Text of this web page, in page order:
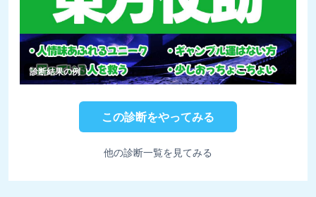
診断結果の例
この診断をやってみる
他の診断一覧を見てみる